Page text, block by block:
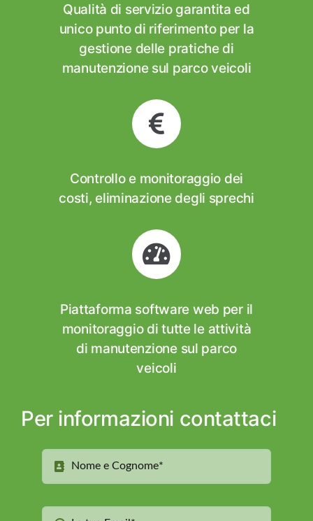
Qualità di servizio garantita ed
unico punto di riferimento per la
gestione delle pratiche di
manutenzione sul parco veicoli
Controllo e monitoraggio dei
costi, eliminazione degli sprechi
Piattaforma software web per il
monitoraggio di tutte le attività
di manutenzione sul parco
veicoli
Per informazioni contattaci